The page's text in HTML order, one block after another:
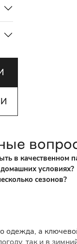
в качественном
условиях?
сезонов?
одежда, а